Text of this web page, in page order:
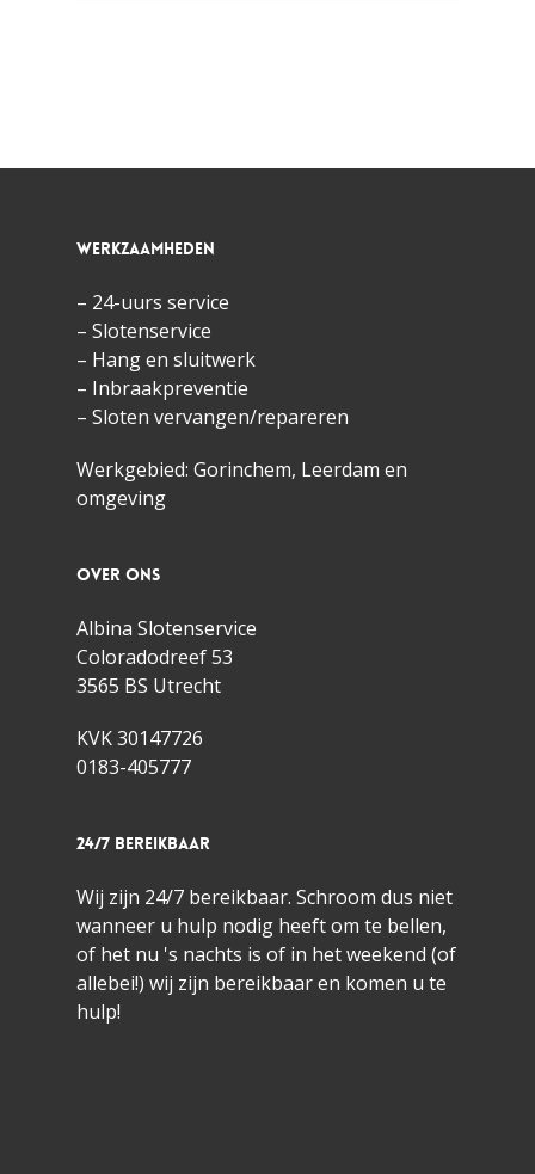
Werkzaamheden
– 24-uurs service
– Slotenservice
– Hang en sluitwerk
– Inbraakpreventie
– Sloten vervangen/repareren
Werkgebied: Gorinchem, Leerdam en
omgeving
Over ons
Albina Slotenservice
Coloradodreef 53
3565 BS Utrecht
KVK 30147726
0183-405777
24/7 bereikbaar
Wij zijn 24/7 bereikbaar. Schroom dus niet
wanneer u hulp nodig heeft om te bellen,
of het nu 's nachts is of in het weekend (of
allebei!) wij zijn bereikbaar en komen u te
hulp!